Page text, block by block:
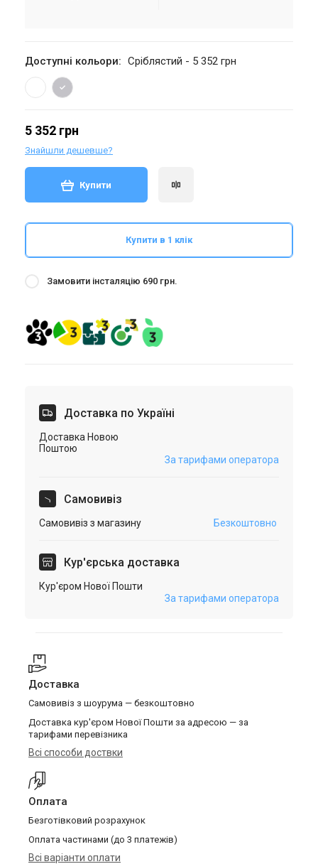
Доступні кольори: Сріблястий - 5 352 грн
5 352 грн
Знайшли дешевше?
Купити
Купити в 1 клік
Замовити інсталяцію 690 грн.
Доставка по Україні
Доставка Новою
Поштою
За тарифами оператора
Самовивіз
Самовивіз з магазину Безкоштовно
Кур'єрська доставка
Кур'єром Нової Пошти
За тарифами оператора
Доставка
Самовивіз з шоурума — безкоштовно
Доставка кур'єром Нової Пошти за адресою — за
тарифами перевізника
Всі способи доствки
Оплата
Безготівковий розрахунок
Оплата частинами (до 3 платежів)
Всі варіанти оплати